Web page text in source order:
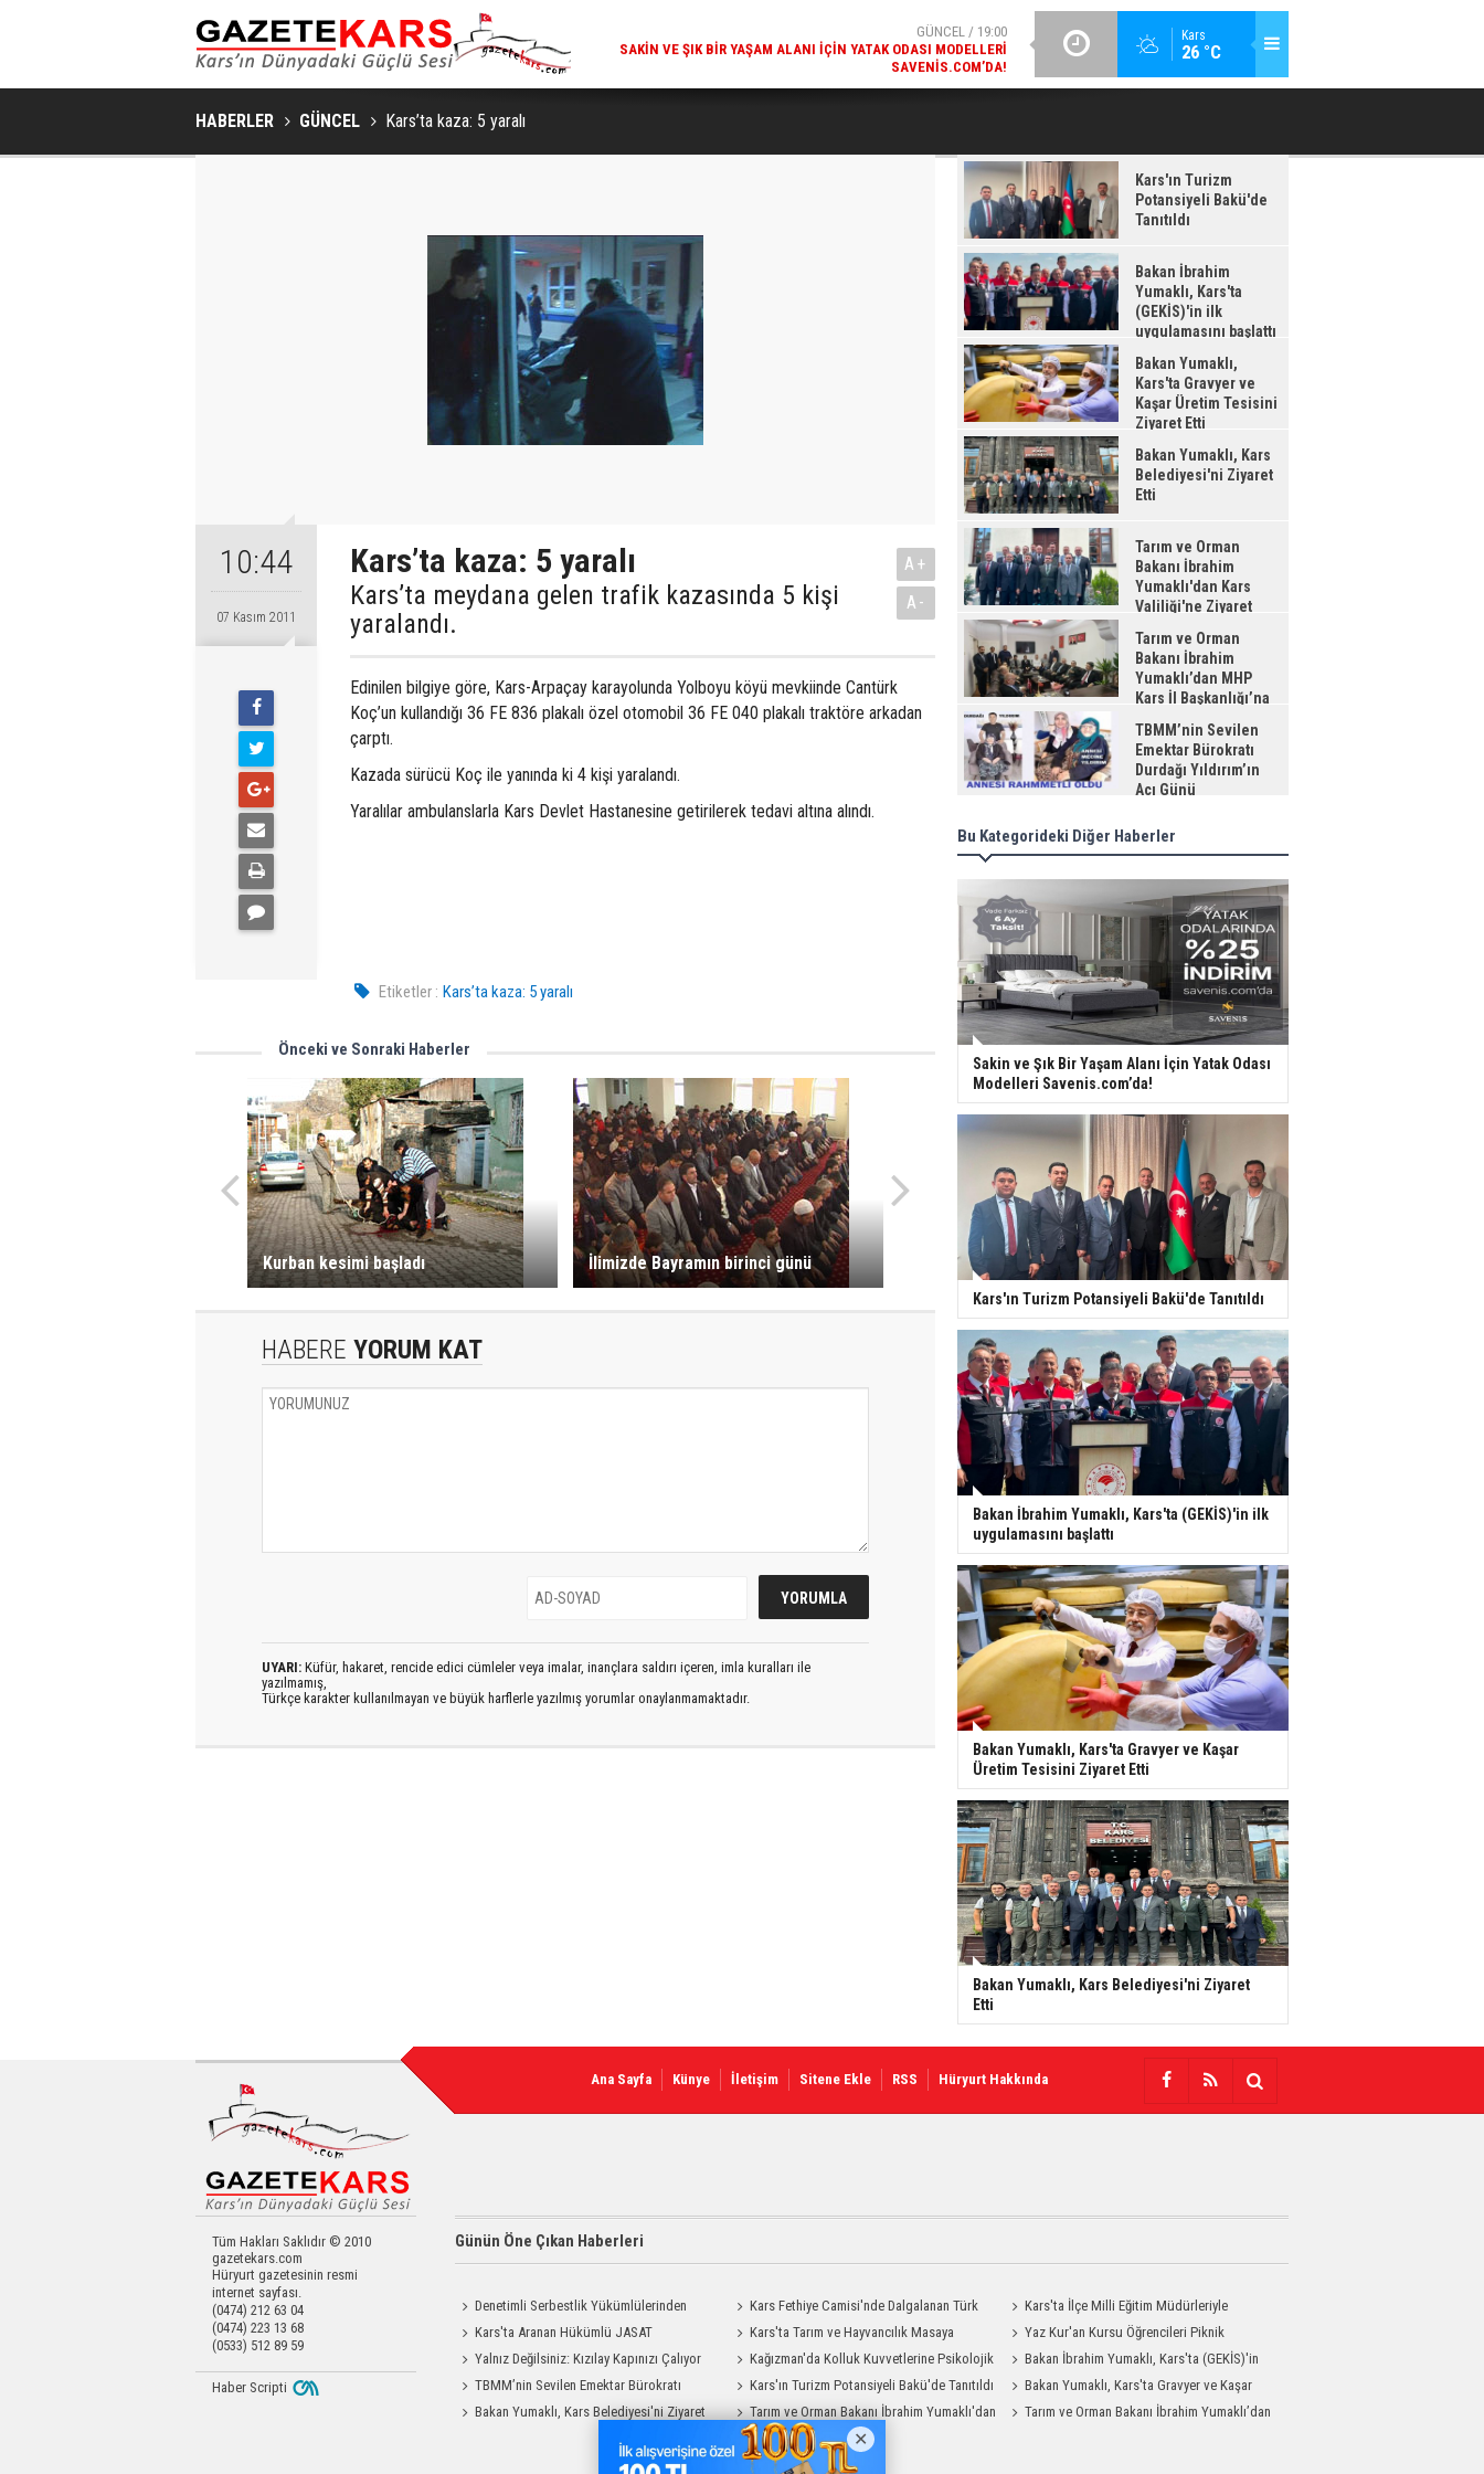
Kars
26 °C
GÜNCEL / 18:38
KARS'IN TURIZM POTANSIYELI BAKÜ'DE TANITILDI
BAKAN İBRAHIM YUMAKLI, KARS'TA (GEKİS)'IN ILK
HABERLER GÜNCEL Kars’ta kaza: 5 yaralı
10:44
07 Kasım 2011
Kars’ta kaza: 5 yaralı
Kars’ta meydana gelen trafik kazasında 5 kişi
yaralandı.
A+
A-
Edinilen bilgiye göre, Kars-Arpaçay karayolunda Yolboyu köyü mevkiinde Cantürk
Koç’un kullandığı 36 FE 836 plakalı özel otomobil 36 FE 040 plakalı traktöre arkadan
çarptı.
Kazada sürücü Koç ile yanında ki 4 kişi yaralandı.
Yaralılar ambulanslarla Kars Devlet Hastanesine getirilerek tedavi altına alındı.
Etiketler : Kars’ta kaza: 5 yaralı
Önceki ve Sonraki Haberler
Kurban kesimi başladı İlimizde Bayramın birinci günü
HABERE YORUM KAT
UYARI: Küfür, hakaret, rencide edici cümleler veya imalar, inançlara saldırı içeren, imla kuralları ile
yazılmamış,
Türkçe karakter kullanılmayan ve büyük harflerle yazılmış yorumlar onaylanmamaktadır.
Kars'ın Turizm
Potansiyeli Bakü'de
Tanıtıldı
Bakan İbrahim
Yumaklı, Kars'ta
(GEKİS)'in ilk
uygulamasını başlattı
Bakan Yumaklı,
Kars'ta Gravyer ve
Kaşar Üretim Tesisini
Ziyaret Etti
Bakan Yumaklı, Kars
Belediyesi'ni Ziyaret
Etti
Tarım ve Orman
Bakanı İbrahim
Yumaklı'dan Kars
Valiliği'ne Ziyaret
Tarım ve Orman
Bakanı İbrahim
Yumaklı’dan MHP
Kars İl Başkanlığı’na
Ziyaret
TBMM’nin Sevilen
Emektar Bürokratı
Durdağı Yıldırım’ın
Acı Günü
Bu Kategorideki Diğer Haberler
Sakin ve Şık Bir Yaşam Alanı İçin Yatak Odası
Modelleri Savenis.com’da!
Kars'ın Turizm Potansiyeli Bakü'de Tanıtıldı
Bakan İbrahim Yumaklı, Kars'ta (GEKİS)'in ilk
uygulamasını başlattı
Bakan Yumaklı, Kars'ta Gravyer ve Kaşar
Üretim Tesisini Ziyaret Etti
Bakan Yumaklı, Kars Belediyesi'ni Ziyaret
Etti
Ana Sayfa Künye İletişim Sitene Ekle RSS Hüryurt Hakkında
Tüm Hakları Saklıdır © 2010
gazetekars.com
Hüryurt gazetesinin resmi
internet sayfası.
(0474) 212 63 04
(0474) 223 13 68
(0533) 512 89 59
Günün Öne Çıkan Haberleri
Denetimli Serbestlik Yükümlülerinden
Okula Temizlik Desteği
Kars Fethiye Camisi'nde Dalgalanan Türk
Bayrağı Görenlerin Beğenisini Topladı
Kars'ta İlçe Milli Eğitim Müdürleriyle
Değerlendirme Toplantısı
Kars'ta Aranan Hükümlü JASAT
Operasyonuyla Yakalandı
Kars'ta Tarım ve Hayvancılık Masaya
Yatırıldı
Yaz Kur'an Kursu Öğrencileri Piknik
Coşkusu Yaşadı
Yalnız Değilsiniz: Kızılay Kapınızı Çalıyor
Kağızman'da Kolluk Kuvvetlerine Psikolojik
İlk Yardım Eğitimi
Bakan İbrahim Yumaklı, Kars'ta (GEKİS)'in
ilk uygulamasını başlattı
TBMM’nin Sevilen Emektar Bürokratı
Durdağı Yıldırım’ın Acı Günü
Kars'ın Turizm Potansiyeli Bakü'de Tanıtıldı
Bakan Yumaklı, Kars'ta Gravyer ve Kaşar
Üretim Tesisini Ziyaret Etti
Bakan Yumaklı, Kars Belediyesi'ni Ziyaret
Tarım ve Orman Bakanı İbrahim Yumaklı'dan
Kars Valiliği'ne Ziyaret
Tarım ve Orman Bakanı İbrahim Yumaklı’dan
Haber Scripti